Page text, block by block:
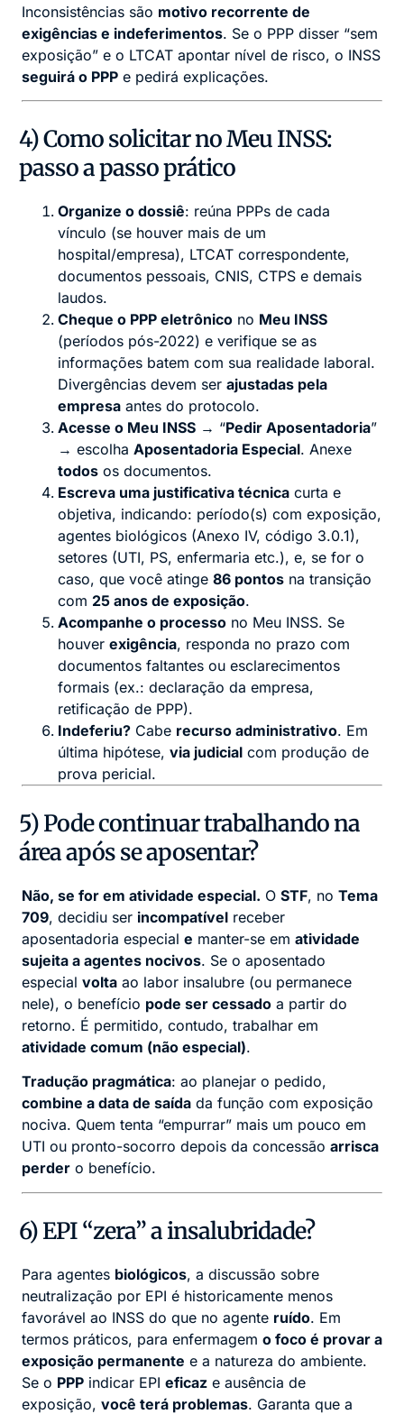
Inconsistências são motivo recorrente de
exigências e indeferimentos. Se o PPP disser “sem
exposição” e o LTCAT apontar nível de risco, o INSS
seguirá o PPP e pedirá explicações.
4) Como solicitar no Meu INSS:
passo a passo prático
Organize o dossiê: reúna PPPs de cada
vínculo (se houver mais de um
hospital/empresa), LTCAT correspondente,
documentos pessoais, CNIS, CTPS e demais
laudos.
Cheque o PPP eletrônico no Meu INSS
(períodos pós-2022) e verifique se as
informações batem com sua realidade laboral.
Divergências devem ser ajustadas pela
empresa antes do protocolo.
Acesse o Meu INSS → “Pedir Aposentadoria”
→ escolha Aposentadoria Especial. Anexe
todos os documentos.
Escreva uma justificativa técnica curta e
objetiva, indicando: período(s) com exposição,
agentes biológicos (Anexo IV, código 3.0.1),
setores (UTI, PS, enfermaria etc.), e, se for o
caso, que você atinge 86 pontos na transição
com 25 anos de exposição.
Acompanhe o processo no Meu INSS. Se
houver exigência, responda no prazo com
documentos faltantes ou esclarecimentos
formais (ex.: declaração da empresa,
retificação de PPP).
Indeferiu? Cabe recurso administrativo. Em
última hipótese, via judicial com produção de
prova pericial.
5) Pode continuar trabalhando na
área após se aposentar?
Não, se for em atividade especial. O STF, no Tema
709, decidiu ser incompatível receber
aposentadoria especial e manter-se em atividade
sujeita a agentes nocivos. Se o aposentado
especial volta ao labor insalubre (ou permanece
nele), o benefício pode ser cessado a partir do
retorno. É permitido, contudo, trabalhar em
atividade comum (não especial).
Tradução pragmática: ao planejar o pedido,
combine a data de saída da função com exposição
nociva. Quem tenta “empurrar” mais um pouco em
UTI ou pronto-socorro depois da concessão arrisca
perder o benefício.
6) EPI “zera” a insalubridade?
Para agentes biológicos, a discussão sobre
neutralização por EPI é historicamente menos
favorável ao INSS do que no agente ruído. Em
termos práticos, para enfermagem o foco é provar a
exposição permanente e a natureza do ambiente.
Se o PPP indicar EPI eficaz e ausência de
exposição, você terá problemas. Garanta que a